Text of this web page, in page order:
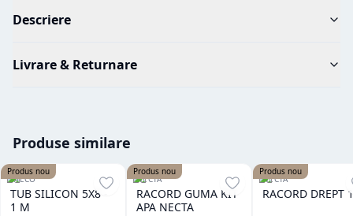
Descriere
Livrare & Returnare
Produse similare
Produs nou
SAECO
TUB SILICON 5X8 -
1 M
Produs nou
NECTA
RACORD GUMA KIT
APA NECTA
Produs nou
NECTA
RACORD DREPT